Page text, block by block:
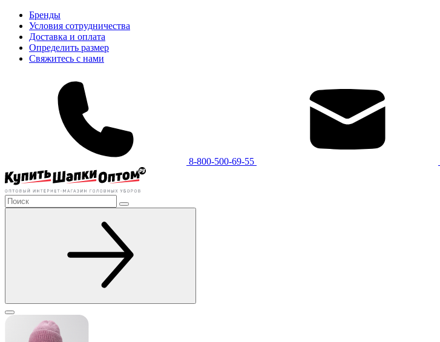
Бренды
Условия сотрудничества
Доставка и оплата
Определить размер
Свяжитесь с нами
8-800-500-69-55